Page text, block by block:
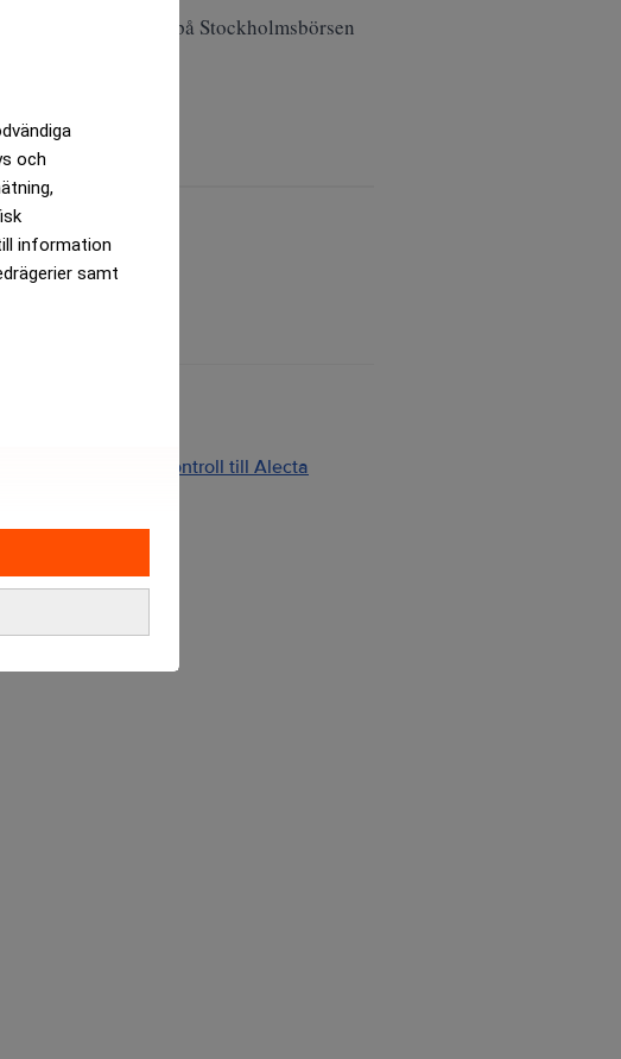
och
information
samt
handeln på Stockholmsbörsen
Intern styrning och kontroll till Alecta